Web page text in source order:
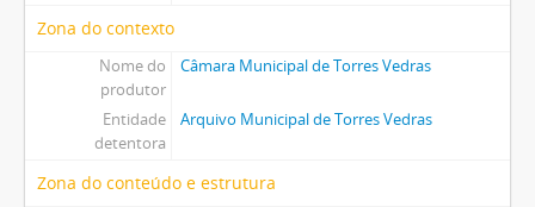
Zona do contexto
Nome do
produtor
Câmara Municipal de Torres Vedras
Entidade
detentora
Arquivo Municipal de Torres Vedras
Zona do conteúdo e estrutura